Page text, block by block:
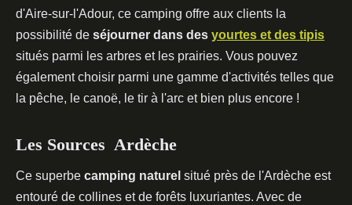
d'Aire-sur-l'Adour, ce camping offre aux clients la
possibilité de séjourner dans des yourtes et des tipis
situés parmi les arbres et les prairies. Vous pouvez
également choisir parmi une gamme d'activités telles que
la pêche, le canoë, le tir à l'arc et bien plus encore !
Les Sources Ardèche
Ce superbe camping naturel situé près de l'Ardèche est
entouré de collines et de forêts luxuriantes. Avec de